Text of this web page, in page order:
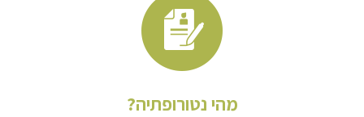
מהי נטורופתיה?